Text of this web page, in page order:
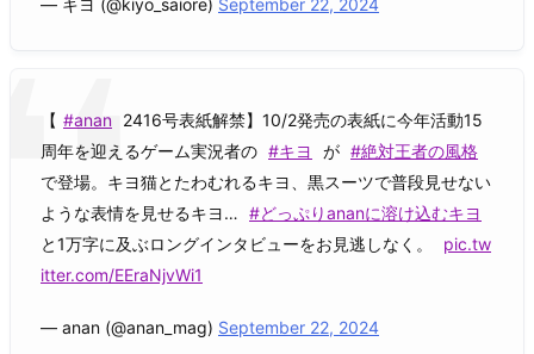
— キヨ (@kiyo_saiore) September 22, 2024
【 #anan 2416号表紙解禁】10/2発売の表紙に今年活動15
周年を迎えるゲーム実況者の #キヨ が #絶対王者の風格
で登場。キヨ猫とたわむれるキヨ、黒スーツで普段見せない
ような表情を見せるキヨ… #どっぷりananに溶け込むキヨ
と1万字に及ぶロングインタビューをお見逃しなく。
pic.tw
itter.com/EEraNjvWi1
— anan (@anan_mag) September 22, 2024